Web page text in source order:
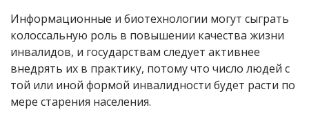
Информационные и биотехнологии могут сыграть
колоссальную роль в повышении качества жизни
инвалидов, и государствам следует активнее
внедрять их в практику, потому что число людей с
той или иной формой инвалидности будет расти по
мере старения населения.